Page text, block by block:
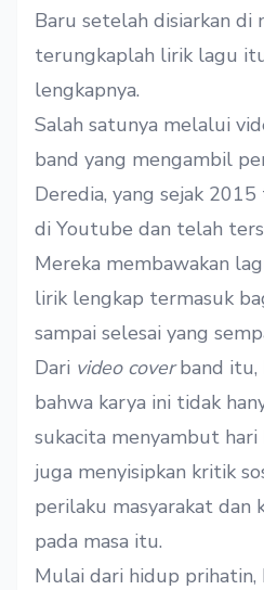
Baru setelah disiarkan di
terungkaplah lirik lagu
lengkapnya.
Salah satunya melalui
band yang mengambil
Deredia, yang sejak
di Youtube dan telah
Mereka membawakan
lirik lengkap termasuk
sampai selesai yang
Dari video coverband
bahwa karya ini tidak
sukacita menyambut hari
juga menyisipkan kritik
perilaku masyarakat dan
pada masa itu.
Mulai dari hidup prihatin,